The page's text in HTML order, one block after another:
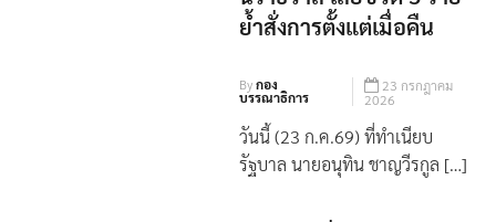
ย้ำสั่งการตั้งแต่เมื่อคืน
Byกอง
บรรณาธิการ
23 กรกฎาคม
2026
วันนี้ (23 ก.ค.69) ที่ทำเนียบ
รัฐบาล นายอนุทิน ชาญวีรกูล […]